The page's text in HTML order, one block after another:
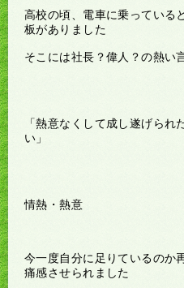
高校の頃、電車に乗っている
板がありました
そこには社長？偉人？の熱い
「熱意なくして成し遂げら
い」
情熱・熱意
今一度自分に足りているのか
痛感させられました